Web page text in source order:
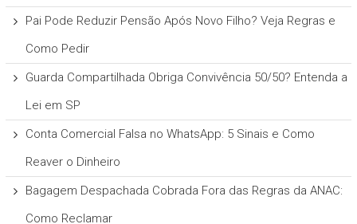
Pai Pode Reduzir Pensão Após Novo Filho? Veja Regras e
Como Pedir
Guarda Compartilhada Obriga Convivência 50/50? Entenda a
Lei em SP
Conta Comercial Falsa no WhatsApp: 5 Sinais e Como
Reaver o Dinheiro
Bagagem Despachada Cobrada Fora das Regras da ANAC:
Como Reclamar